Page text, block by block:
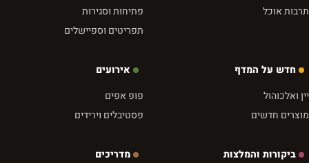
תרבות אוכל
פתיחות וסגירות
תפריטים וספיישלים
חדש על המדף
יין ואלכוהול
מוצרים חדשים
אירועים
פופ אפים
פסטיבלים וירידים
ביקורות והמלצות מדריכים